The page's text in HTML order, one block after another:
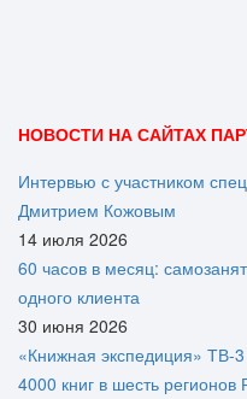
НОВОСТИ НА САЙТАХ
Интервью с участником
Дмитрием Кожовым
14 июля 2026
60 часов в месяц:
одного клиента
30 июня 2026
«Книжная экспедиция» ТВ-
4000 книг в шесть регионов